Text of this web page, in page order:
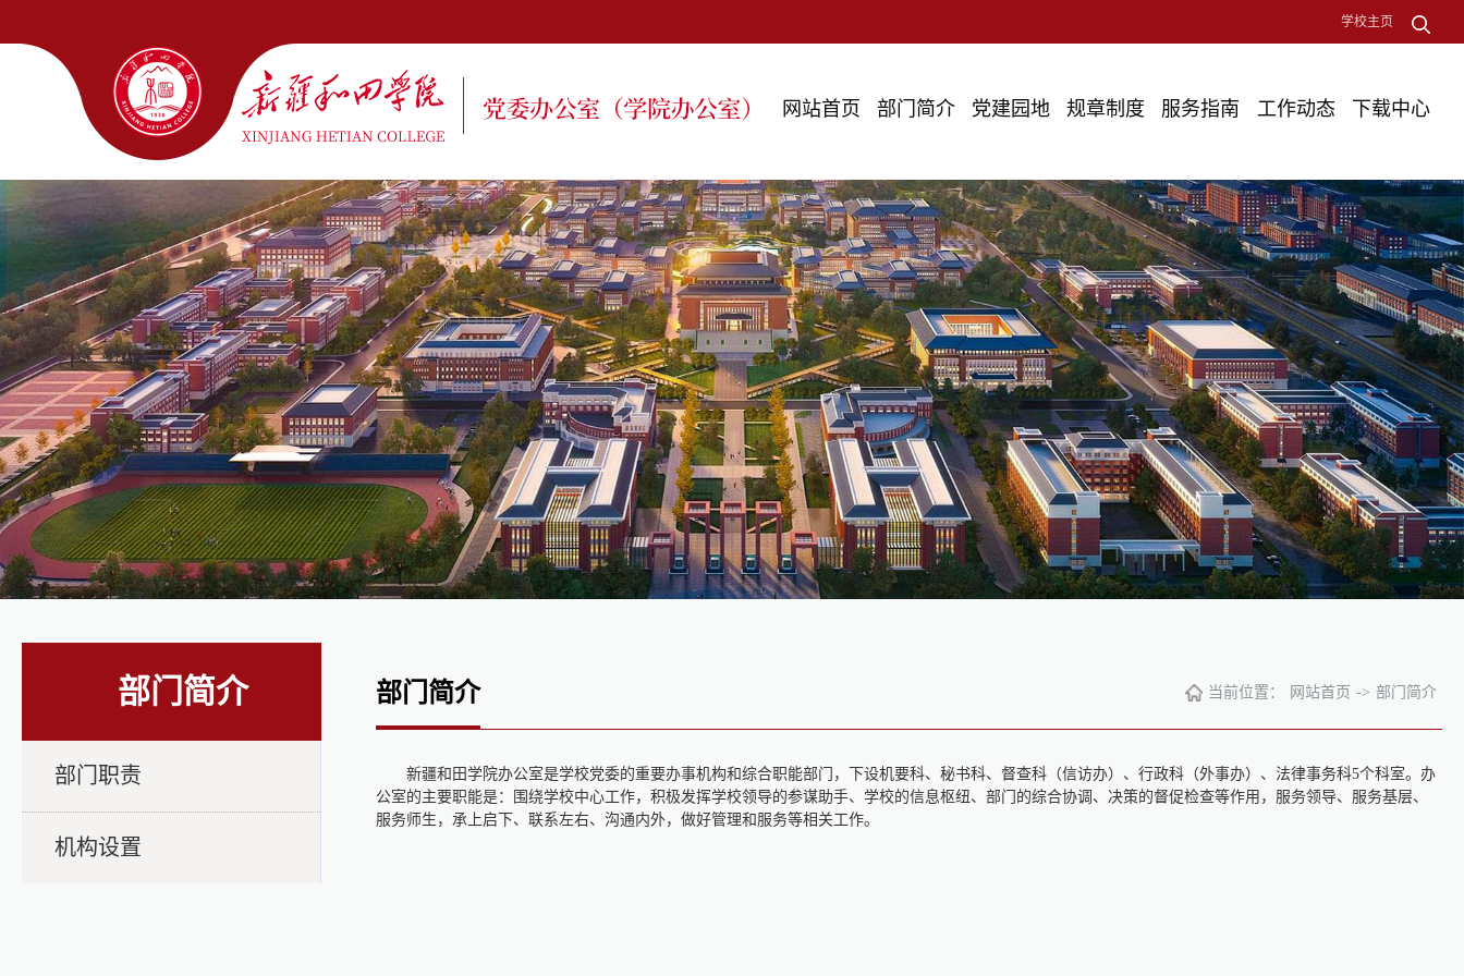
学校主页
网站首页 部门简介 党建园地 规章制度 服务指南 工作动态 下载中心
部门简介
部门职责
机构设置
部门简介 当前位置： 网站首页 -> 部门简介
新疆和田学院办公室是学校党委的重要办事机构和综合职能部门，下设机要科、秘书科、督查科（信访办）、行政科（外事办）、法律事务科5个科室。办
公室的主要职能是：围绕学校中心工作，积极发挥学校领导的参谋助手、学校的信息枢纽、部门的综合协调、决策的督促检查等作用，服务领导、服务基层、
服务师生，承上启下、联系左右、沟通内外，做好管理和服务等相关工作。